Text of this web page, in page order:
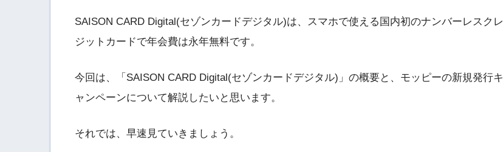
SAISON CARD Digital(セゾンカードデジタル)は、スマホで使える国内初のナンバーレスクレ
ジットカードで年会費は永年無料です。
今回は、「SAISON CARD Digital(セゾンカードデジタル)」の概要と、モッピーの新規発行キ
ャンペーンについて解説したいと思います。
それでは、早速見ていきましょう。